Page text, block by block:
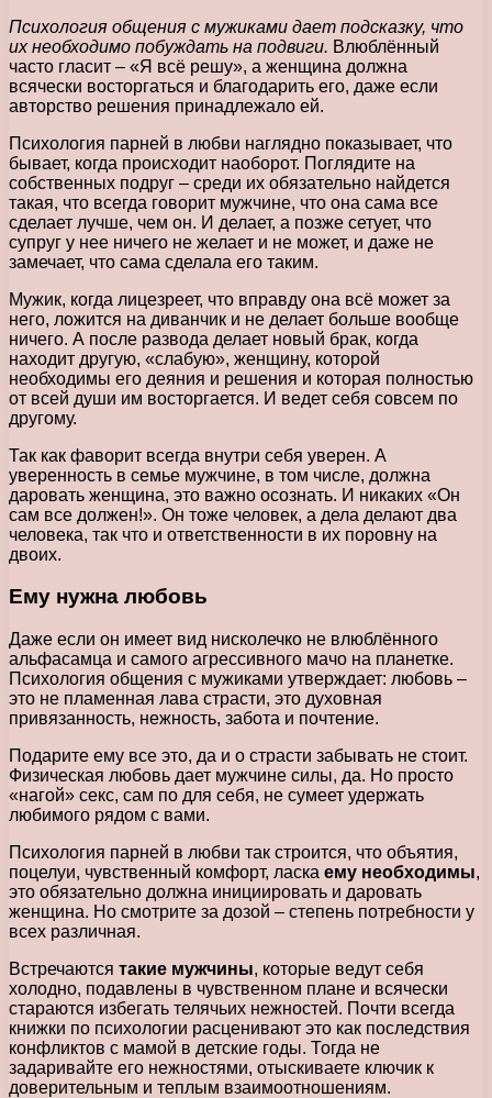
Психология общения с мужиками дает подсказку, что
их необходимо побуждать на подвиги. Влюблённый
часто гласит – «Я всё решу», а женщина должна
всячески восторгаться и благодарить его, даже если
авторство решения принадлежало ей.
Психология парней в любви наглядно показывает, что
бывает, когда происходит наоборот. Поглядите на
собственных подруг – среди их обязательно найдется
такая, что всегда говорит мужчине, что она сама все
сделает лучше, чем он. И делает, а позже сетует, что
супруг у нее ничего не желает и не может, и даже не
замечает, что сама сделала его таким.
Мужик, когда лицезреет, что вправду она всё может за
него, ложится на диванчик и не делает больше вообще
ничего. А после развода делает новый брак, когда
находит другую, «слабую», женщину, которой
необходимы его деяния и решения и которая полностью
от всей души им восторгается. И ведет себя совсем по
другому.
Так как фаворит всегда внутри себя уверен. А
уверенность в семье мужчине, в том числе, должна
даровать женщина, это важно осознать. И никаких «Он
сам все должен!». Он тоже человек, а дела делают два
человека, так что и ответственности в их поровну на
двоих.
Ему нужна любовь
Даже если он имеет вид нисколечко не влюблённого
альфасамца и самого агрессивного мачо на планетке.
Психология общения с мужиками утверждает: любовь –
это не пламенная лава страсти, это духовная
привязанность, нежность, забота и почтение.
Подарите ему все это, да и о страсти забывать не стоит.
Физическая любовь дает мужчине силы, да. Но просто
«нагой» секс, сам по для себя, не сумеет удержать
любимого рядом с вами.
Психология парней в любви так строится, что объятия,
поцелуи, чувственный комфорт, ласка ему необходимы,
это обязательно должна инициировать и даровать
женщина. Но смотрите за дозой – степень потребности у
всех различная.
Встречаются такие мужчины, которые ведут себя
холодно, подавлены в чувственном плане и всячески
стараются избегать телячьих нежностей. Почти всегда
книжки по психологии расценивают это как последствия
конфликтов с мамой в детские годы. Тогда не
задаривайте его нежностями, отыскиваете ключик к
доверительным и теплым взаимоотношениям.